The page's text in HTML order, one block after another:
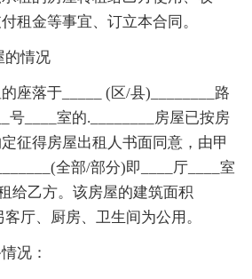
租金等事宜、订立本合同。
的情况
座落于_____ (区/县)________路
号____室的.________房屋已按房
征得房屋出租人书面同意，由甲
全部/部分)即____厅____室
给乙方。该房屋的建筑面积
客厅、厨房、卫生间为公用。
况：